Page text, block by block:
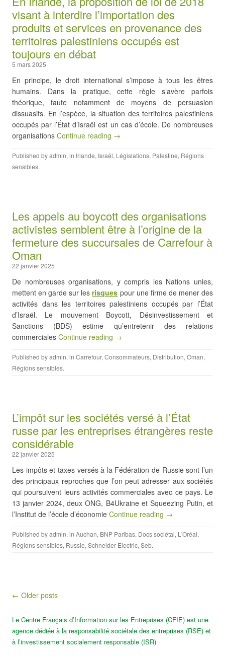
visant à interdire l’importation des
produits et services en provenance des
territoires palestiniens occupés est
toujours en débat
5 mars 2025
En principe, le droit international s’impose à tous les êtres
humains. Dans la pratique, cette règle s’avère parfois
théorique, faute notamment de moyens de persuasion
dissuasifs. En l’espèce, la situation des territoires palestiniens
occupés par l’État d’Israël est un cas d’école. De nombreuses
organisations Continue reading →
Published byadmin, in Irlande, Israël, Législations, Palestine, Régions
sensibles.
Les appels au boycott des organisations
activistes semblent être à l’origine de la
fermeture des succursales de Carrefour à
Oman
22 janvier 2025
De nombreuses organisations, y compris les Nations unies,
mettent en garde sur lesrisques pour une firme de mener des
activités dans les territoires palestiniens occupés par l’État
d’Israël. Le mouvement Boycott, Désinvestissement et
Sanctions (BDS) estime qu’entretenir des relations
commerciales Continue reading →
Published byadmin, in Carrefour, Consommateurs, Distribution, Oman,
Régions sensibles.
L’impôt sur les sociétés versé à l’État
russe par les entreprises étrangères reste
considérable
22 janvier 2025
Les impôts et taxes versés à la Fédération de Russie sont l’un
des principaux reproches que l’on peut adresser aux sociétés
qui poursuivent leurs activités commerciales avec ce pays. Le
13 janvier 2024, deux ONG, B4Ukraine et Squeezing Putin, et
l’Institut de l’école d’économie Continue reading →
Published byadmin, in Auchan, BNP Paribas, Docs sociétal, L'Oréal,
Régions sensibles, Russie, Schneider Electric, Seb.
Post navigation
← Older posts
Le Centre Français d’Information sur les Entreprises (CFIE) est une
agence dédiée à la responsabilité sociétale des entreprises (RSE) et
à l’investissement socialement responsable (ISR)